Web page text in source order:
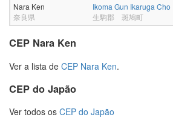
Nara Ken
奈良県
Ikoma Gun Ikaruga Cho
生駒郡 斑鳩町
CEP Nara Ken
Ver a lista de CEP Nara Ken.
CEP do Japão
Ver todos os CEP do Japão